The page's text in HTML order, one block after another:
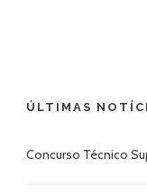
ÚLTIMAS
Concurso Técnico